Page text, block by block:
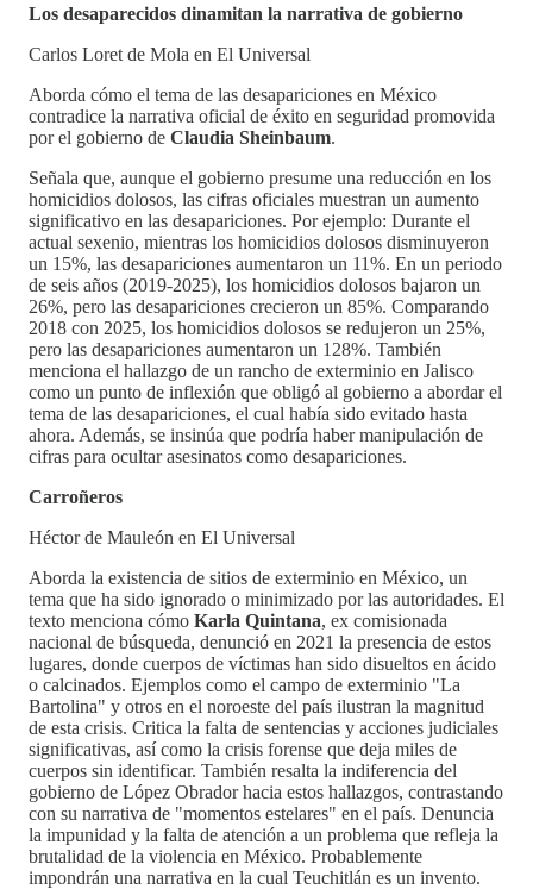
Los desaparecidos dinamitan la narrativa de gobierno
Carlos Loret de Mola en El Universal
Aborda cómo el tema de las desapariciones en México
contradice la narrativa oficial de éxito en seguridad promovida
por el gobierno de Claudia Sheinbaum.
Señala que, aunque el gobierno presume una reducción en los
homicidios dolosos, las cifras oficiales muestran un aumento
significativo en las desapariciones. Por ejemplo: Durante el
actual sexenio, mientras los homicidios dolosos disminuyeron
un 15%, las desapariciones aumentaron un 11%. En un periodo
de seis años (2019-2025), los homicidios dolosos bajaron un
26%, pero las desapariciones crecieron un 85%. Comparando
2018 con 2025, los homicidios dolosos se redujeron un 25%,
pero las desapariciones aumentaron un 128%. También
menciona el hallazgo de un rancho de exterminio en Jalisco
como un punto de inflexión que obligó al gobierno a abordar el
tema de las desapariciones, el cual había sido evitado hasta
ahora. Además, se insinúa que podría haber manipulación de
cifras para ocultar asesinatos como desapariciones.
Carroñeros
Héctor de Mauleón en El Universal
Aborda la existencia de sitios de exterminio en México, un
tema que ha sido ignorado o minimizado por las autoridades. El
texto menciona cómo Karla Quintana, ex comisionada
nacional de búsqueda, denunció en 2021 la presencia de estos
lugares, donde cuerpos de víctimas han sido disueltos en ácido
o calcinados. Ejemplos como el campo de exterminio "La
Bartolina" y otros en el noroeste del país ilustran la magnitud
de esta crisis. Critica la falta de sentencias y acciones judiciales
significativas, así como la crisis forense que deja miles de
cuerpos sin identificar. También resalta la indiferencia del
gobierno de López Obrador hacia estos hallazgos, contrastando
con su narrativa de "momentos estelares" en el país. Denuncia
la impunidad y la falta de atención a un problema que refleja la
brutalidad de la violencia en México. Probablemente
impondrán una narrativa en la cual Teuchitlán es un invento.